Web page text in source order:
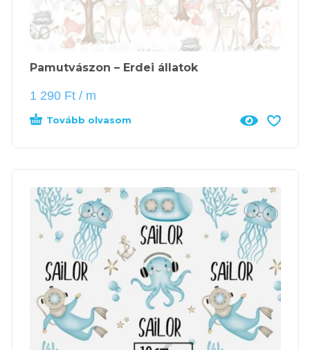
Pamutvászon – Erdei állatok
1 290 Ft / m
Tovább olvasom